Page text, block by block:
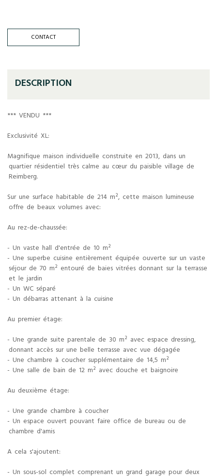
CONTACT
DESCRIPTION
*** VENDU ***
Exclusivité XL:
Magnifique maison individuelle construite en 2013, dans un
quartier résidentiel très calme au cœur du paisible village de
Reimberg.
Sur une surface habitable de 214 m², cette maison lumineuse
offre de beaux volumes avec:
Au rez-de-chaussée:
- Un vaste hall d'entrée de 10 m²
- Une superbe cuisine entièrement équipée ouverte sur un vaste
séjour de 70 m² entouré de baies vitrées donnant sur la terrasse
et le jardin
- Un WC séparé
- Un débarras attenant à la cuisine
Au premier étage:
- Une grande suite parentale de 30 m² avec espace dressing,
donnant accès sur une belle terrasse avec vue dégagée
- Une chambre à coucher supplémentaire de 14,5 m²
- Une salle de bain de 12 m² avec douche et baignoire
Au deuxième étage:
- Une grande chambre à coucher
- Un espace ouvert pouvant faire office de bureau ou de
chambre d'amis
A cela s'ajoutent:
- Un sous-sol complet comprenant un grand garage pour deux